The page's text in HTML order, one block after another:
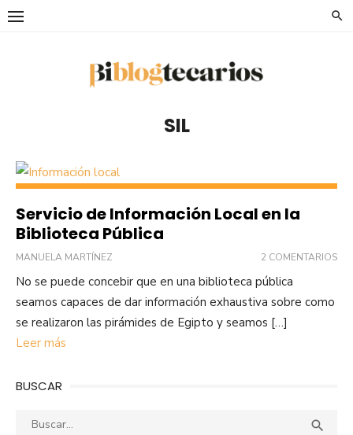
Saltar
SIL
Servicio de Información Local en la
Biblioteca Pública
MANUELA MARTÍNEZ 2 COMENTARIOS
No se puede concebir que en una biblioteca pública
seamos capaces de dar información exhaustiva sobre como
se realizaron las pirámides de Egipto y seamos […]
Leer más
BUSCAR
Buscar: 